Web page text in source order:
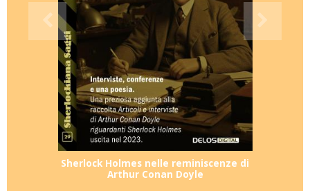
Sherlock Holmes nelle reminiscenze di
Arthur Conan Doyle